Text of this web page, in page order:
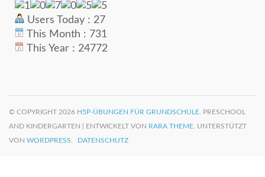
Users Today : 27
This Month : 731
This Year : 24772
© COPYRIGHT 2026 H5P-ÜBUNGEN FÜR GRUNDSCHULE . PRESCHOOL
AND KINDERGARTEN | ENTWICKELT VON RARA THEME . UNTERSTÜTZT
VON WORDPRESS. DATENSCHUTZ